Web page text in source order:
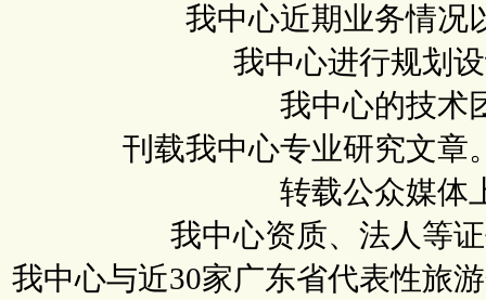
我中心近期业务情况
我中心进行规划
我中心的技术
刊载我中心专业研究文章
转载公众媒体
我中心资质、法人等
我中心与近30家广东省代表性旅